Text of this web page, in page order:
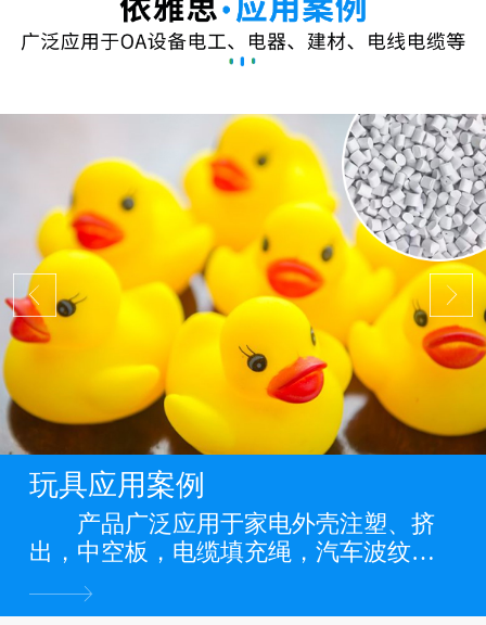
玩具应用案例
产品广泛应用于家电外壳注塑、挤
出，中空板，电缆填充绳，汽车波纹
管，缠绕管，电力管道，PP管，PP板
材，PP片材，PP膜等各类PP料阻燃制品